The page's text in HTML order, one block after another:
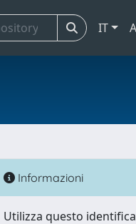
IT
Informazioni
Utilizza questo